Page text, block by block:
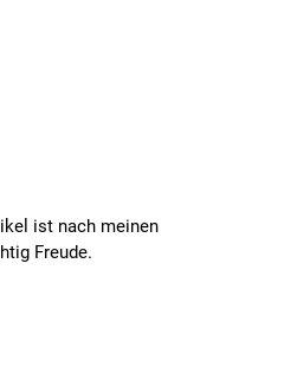
ist nach meinen
Freude.